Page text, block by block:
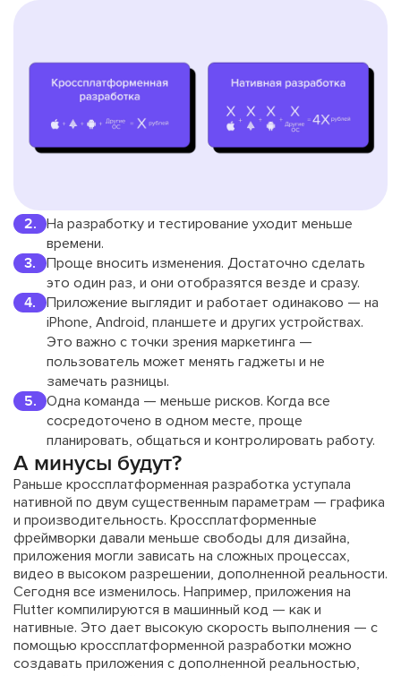
На разработку и тестирование уходит меньше
времени.
Проще вносить изменения. Достаточно сделать
это один раз, и они отобразятся везде и сразу.
Приложение выглядит и работает одинаково — на
iPhone, Android, планшете и других устройствах.
Это важно с точки зрения маркетинга —
пользователь может менять гаджеты и не
замечать разницы.
Одна команда — меньше рисков. Когда все
сосредоточено в одном месте, проще
планировать, общаться и контролировать работу.
А минусы будут?
Раньше кроссплатформенная разработка уступала
нативной по двум существенным параметрам — графика
и производительность. Кроссплатформенные
фреймворки давали меньше свободы для дизайна,
приложения могли зависать на сложных процессах,
видео в высоком разрешении, дополненной реальности.
Сегодня все изменилось. Например, приложения на
Flutter компилируются в машинный код — как и
нативные. Это дает высокую скорость выполнения — с
помощью кроссплатформенной разработки можно
создавать приложения с дополненной реальностью,